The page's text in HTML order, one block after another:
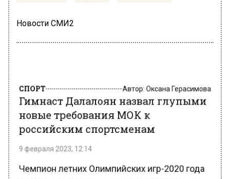
Новости СМИ2
Гимнаст Далалоян назвал глупыми
новые требования МОК к
российским спортсменам
в Токио, 26-летний гимнаст Артур Далалоян